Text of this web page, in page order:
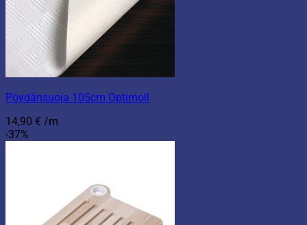
Pöydänsuoja 105cm Optimoll
14,90 € /m
-37%